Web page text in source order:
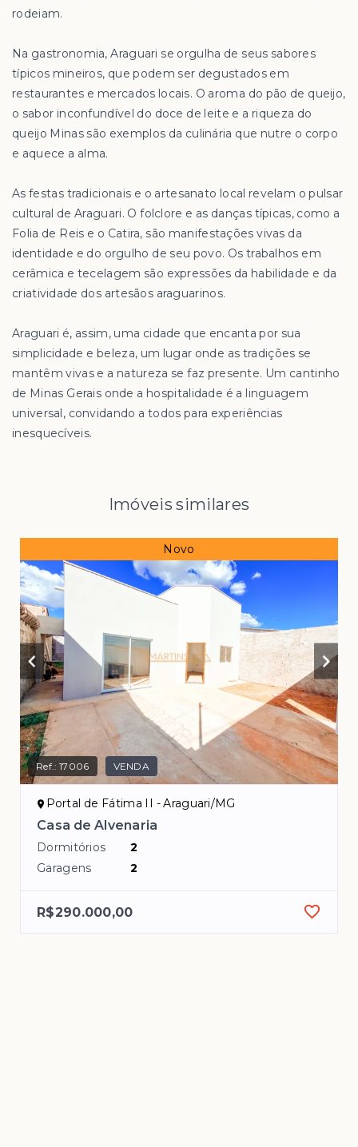
rodeiam.
Na gastronomia, Araguari se orgulha de seus sabores
típicos mineiros, que podem ser degustados em
restaurantes e mercados locais. O aroma do pão de queijo,
o sabor inconfundível do doce de leite e a riqueza do
queijo Minas são exemplos da culinária que nutre o corpo
e aquece a alma.
As festas tradicionais e o artesanato local revelam o pulsar
cultural de Araguari. O folclore e as danças típicas, como a
Folia de Reis e o Catira, são manifestações vivas da
identidade e do orgulho de seu povo. Os trabalhos em
cerâmica e tecelagem são expressões da habilidade e da
criatividade dos artesãos araguarinos.
Araguari é, assim, uma cidade que encanta por sua
simplicidade e beleza, um lugar onde as tradições se
mantêm vivas e a natureza se faz presente. Um cantinho
de Minas Gerais onde a hospitalidade é a linguagem
universal, convidando a todos para experiências
inesquecíveis.
Imóveis similares
Novo
Ref.:17006 VENDA
Portal de Fátima II - Araguari/MG
Casa de Alvenaria
Dormitórios
2
Garagens
2
R$290.000,00